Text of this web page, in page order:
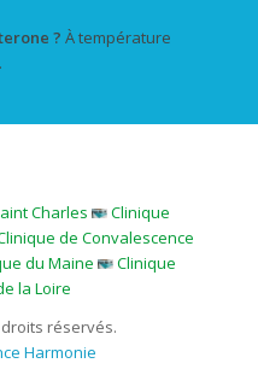
? À température
Charles
Clinique
de Convalescence
du Maine
Clinique
la Loire
réservés.
Harmonie